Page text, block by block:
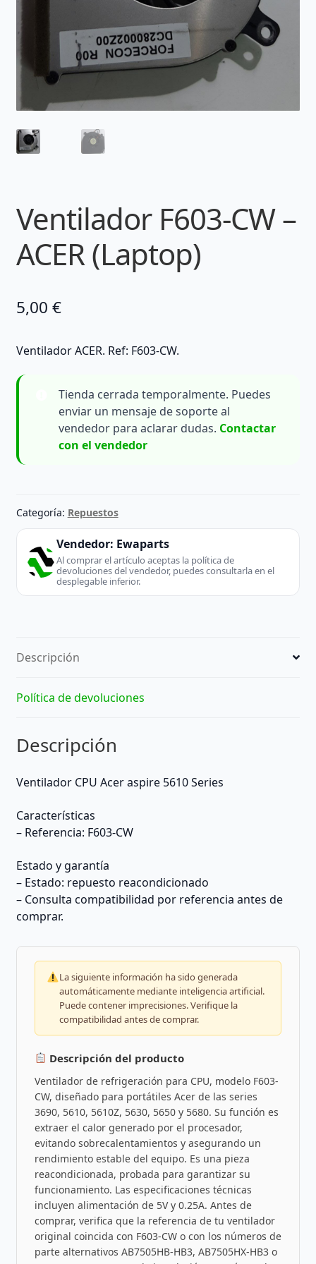
Ventilador F603-CW –
ACER (Laptop)
5,00 €
Ventilador ACER. Ref: F603-CW.
Tienda cerrada temporalmente. Puedes
enviar un mensaje de soporte al
vendedor para aclarar dudas. Contactar
con el vendedor
Categoría: Repuestos
Vendedor: Ewaparts
Al comprar el artículo aceptas la política de
devoluciones del vendedor, puedes consultarla en el
desplegable inferior.
Descripción
Política de devoluciones
Descripción
Ventilador CPU Acer aspire 5610 Series
Características
– Referencia: F603-CW
Estado y garantía
– Estado: repuesto reacondicionado
– Consulta compatibilidad por referencia antes de
comprar.
La siguiente información ha sido generada
automáticamente mediante inteligencia artificial.
Puede contener imprecisiones. Verifique la
compatibilidad antes de comprar.
Descripción del producto
Ventilador de refrigeración para CPU, modelo F603-
CW, diseñado para portátiles Acer de las series
3690, 5610, 5610Z, 5630, 5650 y 5680. Su función es
extraer el calor generado por el procesador,
evitando sobrecalentamientos y asegurando un
rendimiento estable del equipo. Es una pieza
reacondicionada, probada para garantizar su
funcionamiento. Las especificaciones técnicas
incluyen alimentación de 5V y 0.25A. Antes de
comprar, verifica que la referencia de tu ventilador
original coincida con F603-CW o con los números de
parte alternativos AB7505HB-HB3, AB7505HX-HB3 o